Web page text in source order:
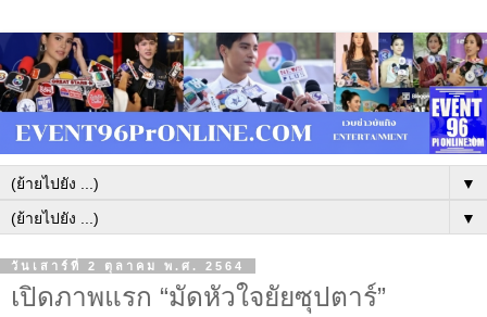
▼
▼
วันเสาร์ที่ 2 ตุลาคม พ.ศ. 2564
เปิดภาพแรก “มัดหัวใจยัยซุปตาร์”